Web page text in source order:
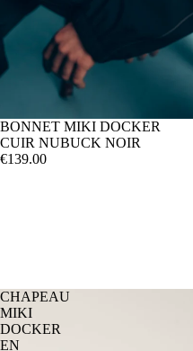
BONNET MIKI DOCKER
CUIR NUBUCK NOIR
€139.00
CHAPEAU
MIKI
DOCKER
EN